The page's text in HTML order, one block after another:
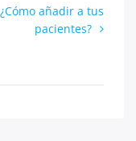
¿Cómo añadir a tus
pacientes?